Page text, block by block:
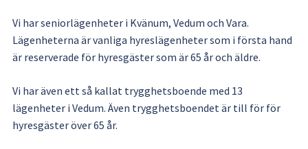
Vi har seniorlägenheter i Kvänum, Vedum och Vara.
Lägenheterna är vanliga hyreslägenheter som i första hand
är reserverade för hyresgäster som är 65 år och äldre.
Vi har även ett så kallat trygghetsboende med 13
lägenheter i Vedum. Även trygghetsboendet är till för för
hyresgäster över 65 år.